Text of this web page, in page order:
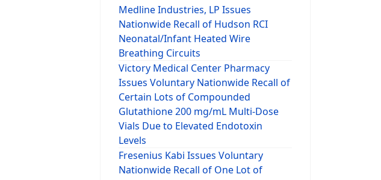
Medline Industries, LP Issues
Nationwide Recall of Hudson RCI
Neonatal/Infant Heated Wire
Breathing Circuits
Victory Medical Center Pharmacy
Issues Voluntary Nationwide Recall of
Certain Lots of Compounded
Glutathione 200 mg/mL Multi-Dose
Vials Due to Elevated Endotoxin
Levels
Fresenius Kabi Issues Voluntary
Nationwide Recall of One Lot of